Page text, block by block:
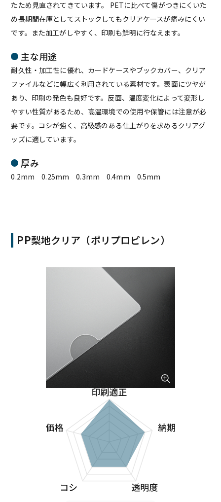
たため見直されてきています。 PETに比べて傷がつきにくいた
め長期間在庫としてストックしてもクリアケースが痛みにくい
です。また加工がしやすく、印刷も鮮明に行なえます。
主な用途
耐久性・加工性に優れ、カードケースやブックカバー、クリア
ファイルなどに幅広く利用されている素材です。表面にツヤが
あり、印刷の発色も良好です。反面、温度変化によって変形し
やすい性質があるため、高温環境での使用や保管には注意が必
要です。コシが強く、高級感のある仕上がりを求めるクリアグ
ッズに適しています。
厚み
0.2mm 0.25mm 0.3mm 0.4mm 0.5mm
PP梨地クリア（ポリプロピレン）